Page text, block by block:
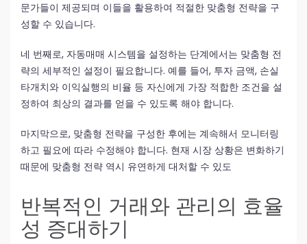
문가들이 제공되며 이들을 활용하여 적절한 맞춤형 전략을 구
성할 수 있습니다.
네 번째로, 자동매매 시스템을 설정하는 단계에서는 맞춤형 전
략의 세부적인 설정이 필요합니다. 예를 들어, 투자 금액, 손실
타개치와 이익실행의 비율 등 자신에게 가장 적합한 조건을 설
정하여 최상의 결과를 얻을 수 있도록 해야 합니다.
마지막으로, 맞춤형 전략을 구성한 후에는 계속해서 모니터링
하고 필요에 따라 수정해야 합니다. 현재 시장 상황은 변화하기
때문에 맞춤형 전략 역시 유연하게 대처할 수 있도
반복적인 거래와 관리의 효율
성 증대하기